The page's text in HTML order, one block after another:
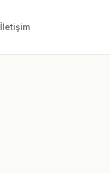
İletişim